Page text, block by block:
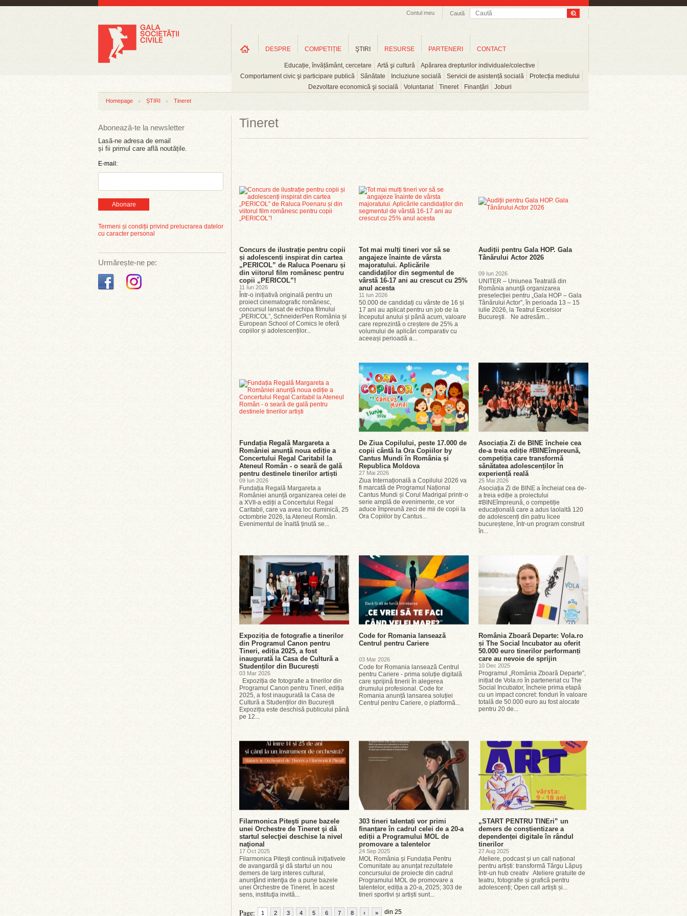
Caută
Contul meu
DESPRE COMPETIȚIE ŞTIRI
Educație, învățământ, cercetare Artă şi cultură
Apărarea drepturilor individuale/colective
Comportament civic şi participare publică
Sănătate Incluziune socială Servicii de asistență socială
Protecția mediului
Dezvoltare economică şi socială
Voluntariat Tineret Finanțări Joburi
RESURSE PARTENERI CONTACT
Homepage ȘTIRI Tineret
Abonează-te la newsletter
Lasă-ne adresa de email
și fii primul care află noutățile.
E-mail:
Abonare
Termeni și condiții privind prelucrarea datelor
cu caracter personal
Urmărește-ne pe:
Tineret
Concurs de ilustrație pentru copii
și adolescenți inspirat din cartea
„PERICOL” de Raluca Poenaru și
din viitorul film românesc pentru
copii „PERICOL”!
11 Iun 2026
Într-o inițiativă originală pentru un
proiect cinematografic românesc,
concursul lansat de echipa filmului
„PERICOL”, SchneiderPen România și
European School of Comics le oferă
copiilor și adolescenților...
Tot mai mulți tineri vor să se
angajeze înainte de vârsta
majoratului. Aplicările
candidaților din segmentul de
vârstă 16-17 ani au crescut cu 25%
anul acesta
11 Iun 2026
50.000 de candidați cu vârste de 16 și
17 ani au aplicat pentru un job de la
începutul anului și până acum, valoare
care reprezintă o creștere de 25% a
volumului de aplicări comparativ cu
aceeași perioadă a...
Audiții pentru Gala HOP. Gala
Tânărului Actor 2026
09 Iun 2026
UNITER – Uniunea Teatrală din
România anunţă organizarea
preselecției pentru „Gala HOP – Gala
Tânărului Actor”, în perioada 13 – 15
iulie 2026, la Teatrul Excelsior
Bucureşti. Ne adresăm...
Fundația Regală Margareta a
României anunță noua ediție a
Concertului Regal Caritabil la
Ateneul Român - o seară de gală
pentru destinele tinerilor artiști
09 Iun 2026
Fundația Regală Margareta a
României anunță organizarea celei de
a XVII-a ediții a Concertului Regal
Caritabil, care va avea loc duminică, 25
octombrie 2026, la Ateneul Român.
Evenimentul de înaltă ținută se...
De Ziua Copilului, peste 17.000 de
copii cântă la Ora Copiilor by
Cantus Mundi în România și
Republica Moldova
27 Mai 2026
Ziua Internațională a Copilului 2026 va
fi marcată de Programul Național
Cantus Mundi și Corul Madrigal printr-o
serie amplă de evenimente, ce vor
aduce împreună zeci de mii de copii la
Ora Copiilor by Cantus...
Asociația Zi de BINE încheie cea
de-a treia ediție #BINEîmpreună,
competiția care transformă
sănătatea adolescenților în
experiență reală
25 Mai 2026
Asociația Zi de BINE a încheiat cea de-
a treia ediție a proiectului
#BINEîmpreună, o competiție
educațională care a adus laolaltă 120
de adolescenți din patru licee
bucureștene, într-un program construit
în...
Expoziția de fotografie a tinerilor
din Programul Canon pentru
Tineri, ediția 2025, a fost
inaugurată la Casa de Cultură a
Studenților din București
03 Mar 2026
Expoziția de fotografie a tinerilor din
Programul Canon pentru Tineri, ediția
2025, a fost inaugurată la Casa de
Cultură a Studenților din București
Expoziția este deschisă publicului până
pe 12...
Code for Romania lansează
Centrul pentru Cariere
03 Mar 2026
Code for Romania lansează Centrul
pentru Cariere - prima soluție digitală
care sprijină tinerii în alegerea
drumului profesional. Code for
Romania anunță lansarea soluției
Centrul pentru Cariere, o platformă...
România Zboară Departe: Vola.ro
și The Social Incubator au oferit
50.000 euro tinerilor performanți
care au nevoie de sprijin
10 Dec 2025
Programul „România Zboară Departe”,
inițiat de Vola.ro în parteneriat cu The
Social Incubator, încheie prima etapă
cu un impact concret: fonduri în valoare
totală de 50.000 euro au fost alocate
pentru 20 de...
Filarmonica Piteşti pune bazele
unei Orchestre de Tineret şi dă
startul selecţiei deschise la nivel
naţional
17 Oct 2025
Filarmonica Piteşti continuă iniţiativele
de avangardă şi dă startul un nou
demers de larg interes cultural,
anunţând intenţia de a pune bazele
unei Orchestre de Tineret. În acest
sens, instituţia invită...
303 tineri talentați vor primi
finanțare în cadrul celei de a 20-a
ediții a Programului MOL de
promovare a talentelor
24 Sep 2025
MOL România și Fundația Pentru
Comunitate au anunțat rezultatele
concursului de proiecte din cadrul
Programului MOL de promovare a
talentelor, ediția a 20-a, 2025; 303 de
tineri sportivi și artiști sunt...
„START PENTRU TINEri” un
demers de conștientizare a
dependenței digitale în rândul
tinerilor
27 Aug 2025
Ateliere, podcast și un call național
pentru artiști: transformă Târgu Lăpuș
într-un hub creativ Ateliere gratuite de
teatru, fotografie și grafică pentru
adolescenți; Open call artiști și...
Page: 1 2 3 4 5 6 7 8 din 25
› »